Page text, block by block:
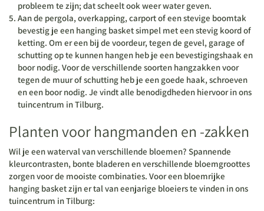
probleem te zijn; dat scheelt ook weer water geven.
Aan de pergola, overkapping, carport of een stevige boomtak
bevestig je een hanging basket simpel met een stevig koord of
ketting. Om er een bij de voordeur, tegen de gevel, garage of
schutting op te kunnen hangen heb je een bevestigingshaak en
boor nodig. Voor de verschillende soorten hangzakken voor
tegen de muur of schutting heb je een goede haak, schroeven
en een boor nodig. Je vindt alle benodigdheden hiervoor in ons
tuincentrum in Tilburg.
Planten voor hangmanden en -zakken
Wil je een waterval van verschillende bloemen? Spannende
kleurcontrasten, bonte bladeren en verschillende bloemgroottes
zorgen voor de mooiste combinaties. Voor een bloemrijke
hanging basket zijn er tal van eenjarige bloeiers te vinden in ons
tuincentrum in Tilburg: